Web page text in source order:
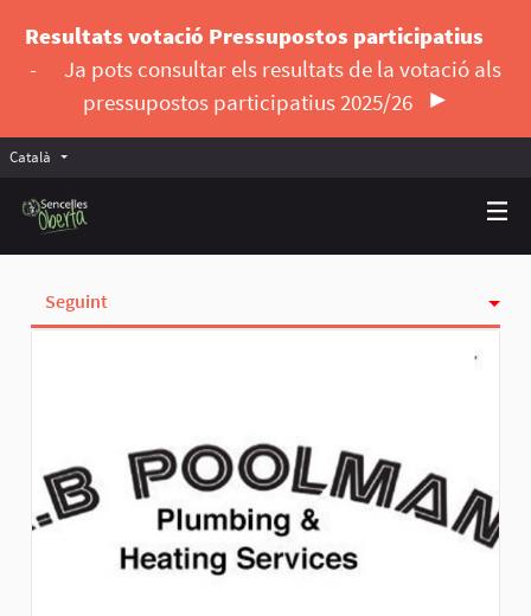
Resultats votació Pressupostos participatius
-
Ja pots consultar els resultats de la votació als
pressupostos participatius 2025/26
Català Triar la llengua
Seguint
Seguidores
Grups